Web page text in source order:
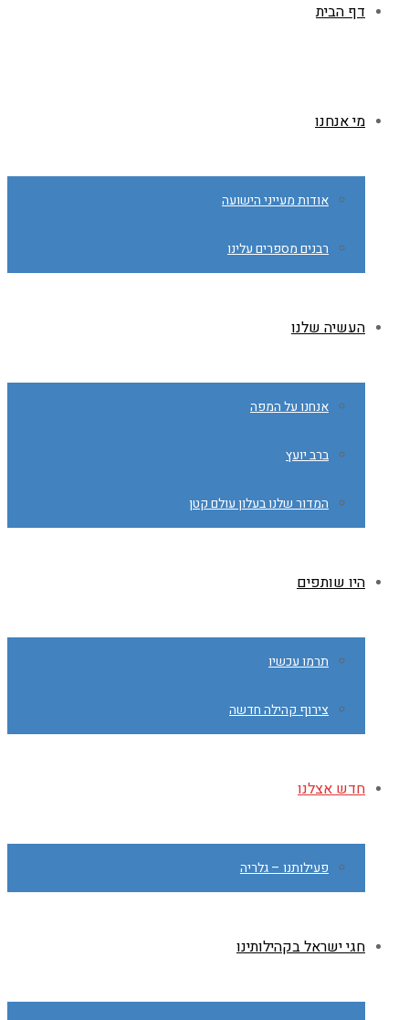
דף הבית
מי אנחנו
אודות מעייני הישועה
רבנים מספרים עלינו
העשיה שלנו
אנחנו על המפה
ברב יועץ
המדור שלנו בעלון עולם קטן
היו שותפים
תרמו עכשיו
צירוף קהילה חדשה
חדש אצלנו
פעילותנו – גלריה
חגי ישראל בקהילותינו